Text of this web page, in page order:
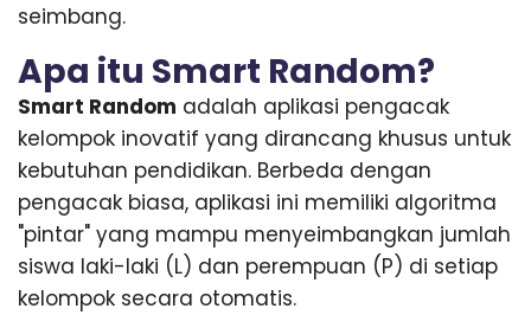
seimbang.
Apa itu Smart Random?
Smart Random adalah aplikasi pengacak
kelompok inovatif yang dirancang khusus untuk
kebutuhan pendidikan. Berbeda dengan
pengacak biasa, aplikasi ini memiliki algoritma
"pintar" yang mampu menyeimbangkan jumlah
siswa laki-laki (L) dan perempuan (P) di setiap
kelompok secara otomatis.